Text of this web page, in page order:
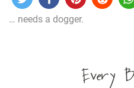
… needs a dogger.